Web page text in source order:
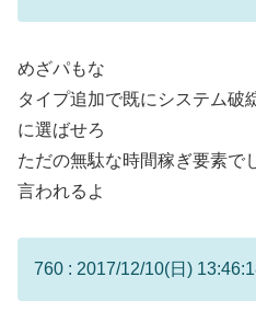
めざパもな
タイプ追加で既にシステム破
に選ばせろ
ただの無駄な時間稼ぎ要素で
言われるよ
760 : 2017/12/10(日)